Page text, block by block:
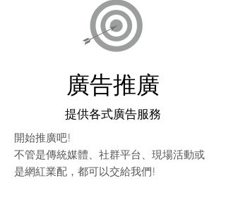
廣告推廣
提供各式廣告服務
開始推廣吧!
​不管是傳統媒體、社群平台、現場活動或
是網紅業配，都可以交給我們!